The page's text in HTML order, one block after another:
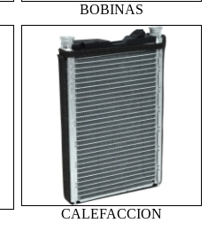
BOBINAS
CALEFACCION